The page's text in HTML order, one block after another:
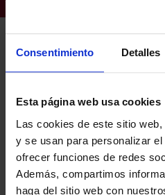
Consentimiento Detalles
Esta página web usa cookies
Las cookies de este sitio
y se usan para personalizar
ofrecer funciones de redes
Además, compartimos
haga del sitio web con
ES EU
NOTICIAS
NEWSLETTER
últimas noticias y promociones del
Email
He leído y acepto laPolítica de